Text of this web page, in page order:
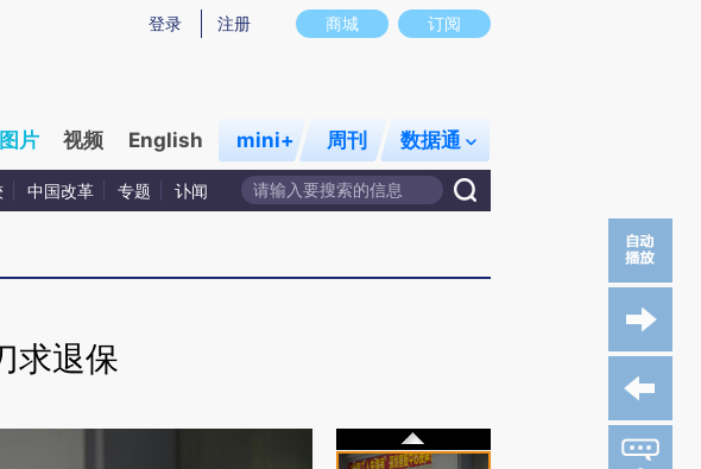
商城 订阅
登录 注册
图片 视频 English mini+ 周刊 数据通
中国改革 专题 讣闻
求退保